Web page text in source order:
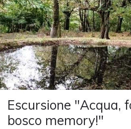
Escursione "Acqua,
bosco memory!"